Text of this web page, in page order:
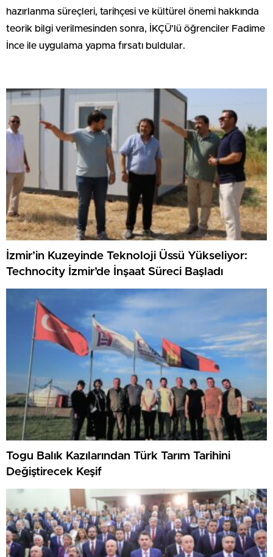
hazırlanma süreçleri, tarihçesi ve kültürel önemi hakkında
teorik bilgi verilmesinden sonra, İKÇÜ’lü öğrenciler Fadime
İnce ile uygulama yapma fırsatı buldular.
İzmir’in Kuzeyinde Teknoloji Üssü Yükseliyor:
Technocity İzmir’de İnşaat Süreci Başladı
Togu Balık Kazılarından Türk Tarım Tarihini
Değiştirecek Keşif